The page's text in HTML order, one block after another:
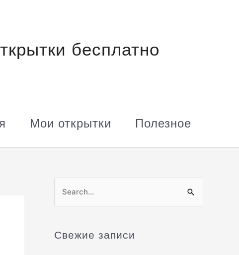
бесплатно
Мои открытки Полезное
о
с
Свежие записи